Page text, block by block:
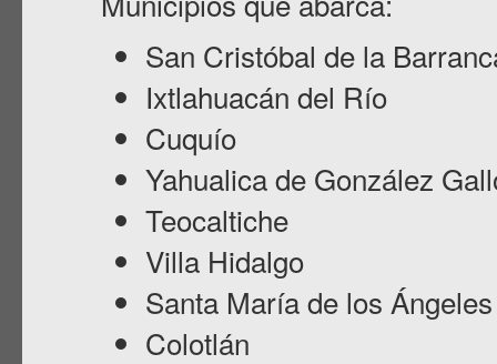
San Cristóbal de la
Ixtlahuacán del Río
Cuquío
Yahualica de González
Teocaltiche
Villa Hidalgo
Santa María de los Ángeles
Colotlán